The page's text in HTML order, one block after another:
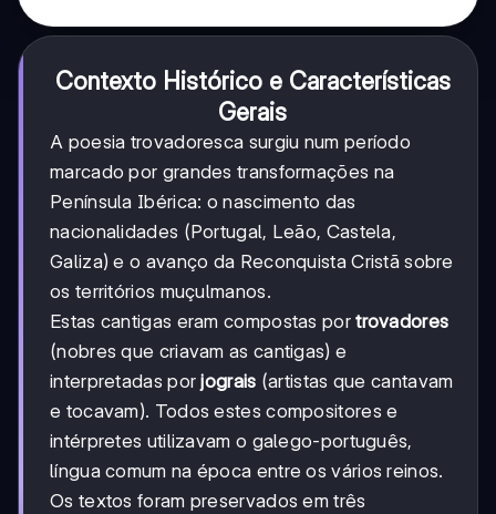
Contexto Histórico e Características
Gerais
A poesia trovadoresca surgiu num período
marcado por grandes transformações na
Península Ibérica: o nascimento das
nacionalidades (Portugal, Leão, Castela,
Galiza) e o avanço da Reconquista Cristã sobre
os territórios muçulmanos.
Estas cantigas eram compostas portrovadores
(nobres que criavam as cantigas) e
interpretadas porjograis (artistas que cantavam
e tocavam). Todos estes compositores e
intérpretes utilizavam o galego-português,
língua comum na época entre os vários reinos.
Os textos foram preservados em três